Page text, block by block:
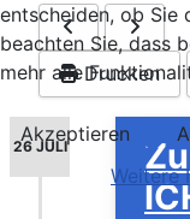
Drucken
26 JULI
entscheiden, ob Sie
beachten Sie, dass
mehr alle
Akzeptieren
Weitere